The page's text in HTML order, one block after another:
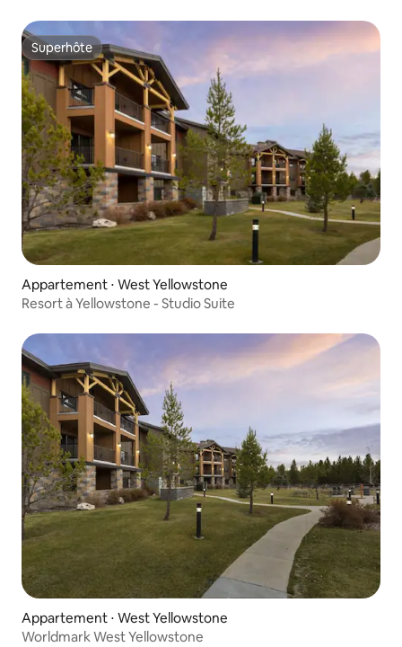
Superhôte
Superhôte
Appartement ⋅ West Yellowstone
Resort à Yellowstone - Studio Suite
Appartement ⋅ West Yellowstone
Worldmark West Yellowstone